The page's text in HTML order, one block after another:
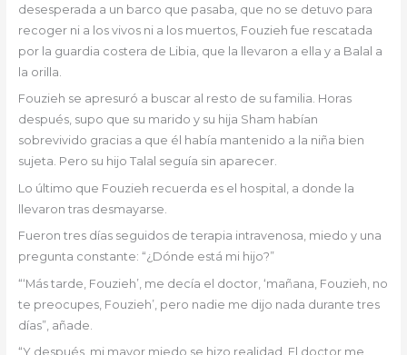
desesperada a un barco que pasaba, que no se detuvo para
recoger ni a los vivos ni a los muertos, Fouzieh fue rescatada
por la guardia costera de Libia, que la llevaron a ella y a Balal a
la orilla.
Fouzieh se apresuró a buscar al resto de su familia. Horas
después, supo que su marido y su hija Sham habían
sobrevivido gracias a que él había mantenido a la niña bien
sujeta. Pero su hijo Talal seguía sin aparecer.
Lo último que Fouzieh recuerda es el hospital, a donde la
llevaron tras desmayarse.
Fueron tres días seguidos de terapia intravenosa, miedo y una
pregunta constante: “¿Dónde está mi hijo?”
“‘Más tarde, Fouzieh’, me decía el doctor, ‘mañana, Fouzieh, no
te preocupes, Fouzieh’, pero nadie me dijo nada durante tres
días”, añade.
“Y después, mi mayor miedo se hizo realidad. El doctor me